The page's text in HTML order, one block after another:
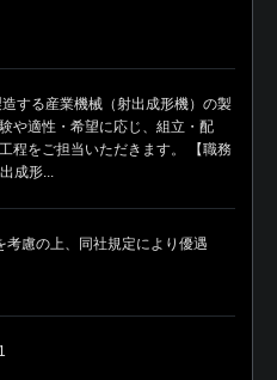
造する産業機械（射出成形機）の製
や適性・希望に応じ、組立・配
程をご担当いただきます。 【職務
成形...
考慮の上、同社規定により優遇